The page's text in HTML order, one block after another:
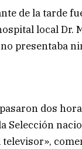
de la tarde
local Dr.
presentaba
dos
Selección
televisor»,